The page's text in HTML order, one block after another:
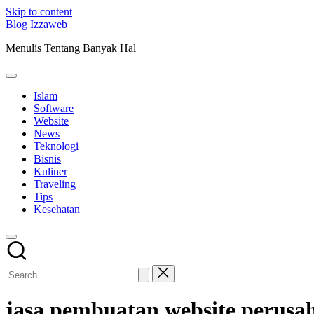
Skip to content
Blog Izzaweb
Menulis Tentang Banyak Hal
Islam
Software
Website
News
Teknologi
Bisnis
Kuliner
Traveling
Tips
Kesehatan